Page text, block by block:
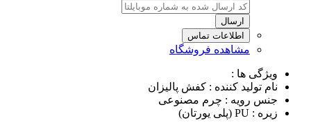
ارسال
اطلاعات تماس
مشاهده فروشگاه
ویژگی ها :
نام تولید کننده : کفش پالیزان
جنس رویه : چرم مصنوعی
زیره : PU (پلی یورتان)